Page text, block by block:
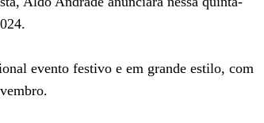
evento festivo e em grande estilo, com